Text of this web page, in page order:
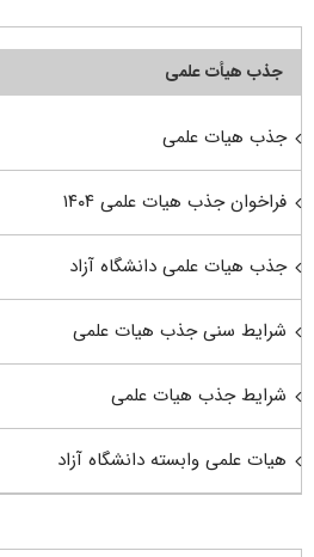
جذب هیأت علمی
جذب هیات علمی
فراخوان جذب هیات علمی ۱۴۰۴
جذب هیات علمی دانشگاه آزاد
شرایط سنی جذب هیات علمی
شرایط جذب هیات علمی
هیات علمی وابسته دانشگاه آزاد